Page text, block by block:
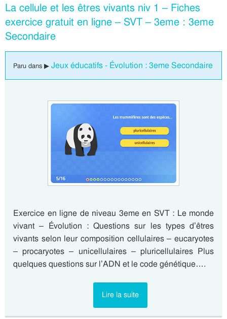
La cellule et les êtres vivants niv 1 – Fiches
exercice gratuit en ligne – SVT – 3eme : 3eme
Secondaire
Paru dans ▶ Jeux éducatifs - Évolution : 3eme Secondaire
Exercice en ligne de niveau 3eme en SVT : Le monde
vivant – Évolution : Questions sur les types d’êtres
vivants selon leur composition cellulaires – eucaryotes
– procaryotes – unicellulaires – pluricellulaires Plus
quelques questions sur l’ADN et le code génétique….
Lire la suite